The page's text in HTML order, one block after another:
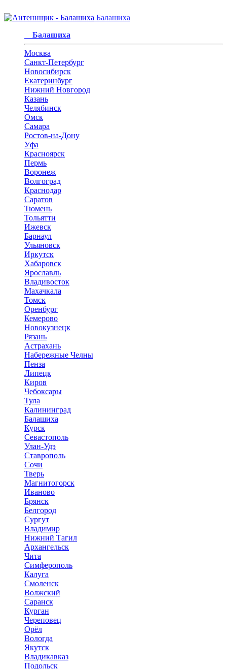
Балашиха
Балашиха
Москва
Санкт-Петербург
Новосибирск
Екатеринбург
Нижний Новгород
Казань
Челябинск
Омск
Самара
Ростов-на-Дону
Уфа
Красноярск
Пермь
Воронеж
Волгоград
Краснодар
Саратов
Тюмень
Тольятти
Ижевск
Барнаул
Ульяновск
Иркутск
Хабаровск
Ярославль
Владивосток
Махачкала
Томск
Оренбург
Кемерово
Новокузнецк
Рязань
Астрахань
Набережные Челны
Пенза
Липецк
Киров
Чебоксары
Тула
Калининград
Балашиха
Курск
Севастополь
Улан-Удэ
Ставрополь
Сочи
Тверь
Магнитогорск
Иваново
Брянск
Белгород
Сургут
Владимир
Нижний Тагил
Архангельск
Чита
Симферополь
Калуга
Смоленск
Волжский
Саранск
Курган
Череповец
Орёл
Вологда
Якутск
Владикавказ
Подольск